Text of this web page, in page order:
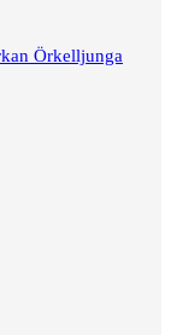
Örkelljunga